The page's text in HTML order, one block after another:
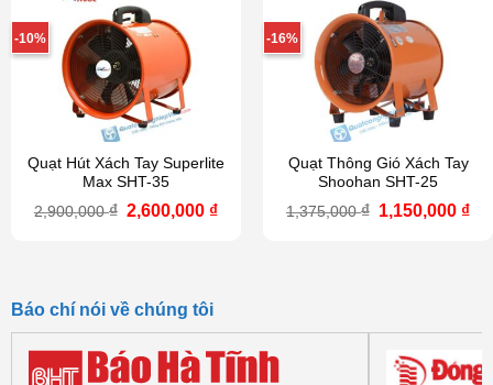
-10%
Quạt Hút Xách Tay Superlite
Max SHT-35
2,900,000₫ Giá
2,600,000 ₫Giá
-16%
Quạt Thông Gió Xách Tay
Shoohan SHT-25
1,375,000₫ Giá
1,150,000 ₫
Báo chí nói về chúng tôi